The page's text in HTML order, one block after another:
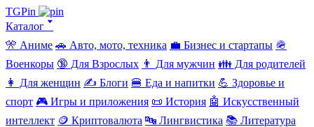
TGPin
Каталог 🢓
🎌 Аниме 🚗 Авто, мото, техника 💼 Бизнес и стартапы 🪖
Военкоры 🔞 Для Взрослых 👨 Для мужчин 👪 Для родителей
👩 Для женщин ✍️ Блоги 🍔 Еда и напитки 💪 Здоровье и
спорт 🎮 Игры и приложения 📜 История 🤖 Искусственный
интеллект 🪙 Криптовалюта 🔤 Лингвистика 📚 Литература